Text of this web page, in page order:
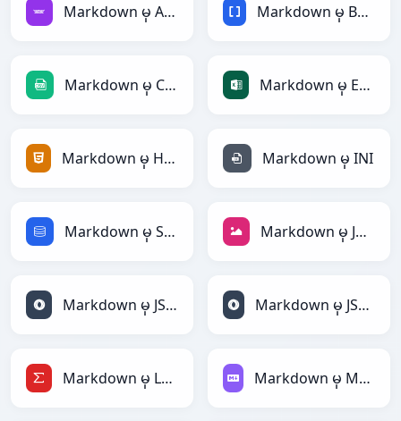
Markdown မှ Avro Markdown မှ BBCode
Markdown မှ CSV Markdown မှ Excel
Markdown မှ HTML Markdown မှ INI
Markdown မှ SQL Markdown မှ JPEG
Markdown မှ JSON Markdown မှ JSONLines
Markdown မှ LaTeX Markdown မှ Markdown